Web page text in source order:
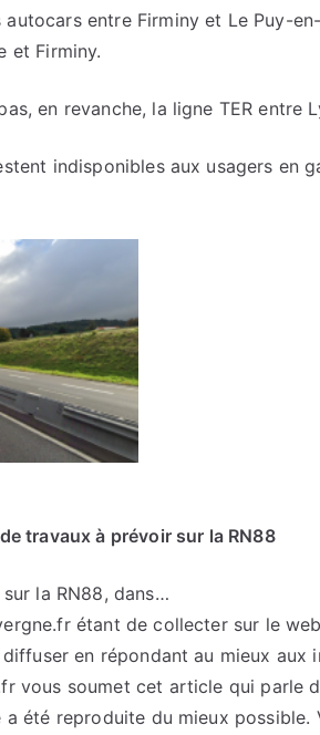
entre Firminy et Le Puy-
et Firminy.
en revanche, la ligne TER entre
indisponibles aux usagers en
travaux à prévoir sur la RN88
la RN88, dans…
étant de collecter sur le
en répondant au mieux aux
vous soumet cet article qui parle
a été reproduite du mieux possible.